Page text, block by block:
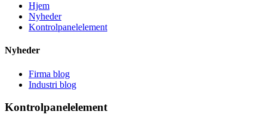
Hjem
Nyheder
Kontrolpanelelement
Nyheder
Firma blog
Industri blog
Kontrolpanelelement